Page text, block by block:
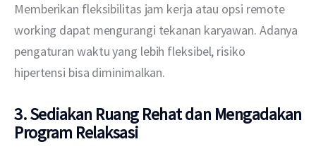
Memberikan fleksibilitas jam kerja atau opsi remote
working dapat mengurangi tekanan karyawan. Adanya
pengaturan waktu yang lebih fleksibel, risiko
hipertensi bisa diminimalkan.
3. Sediakan Ruang Rehat dan Mengadakan
Program Relaksasi